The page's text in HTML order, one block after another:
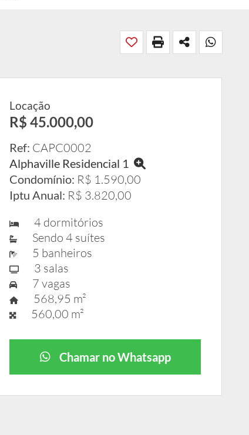
Locação
R$ 45.000,00
Ref: CAPC0002
Alphaville Residencial 1
Condomínio: R$ 1.590,00
Iptu Anual: R$ 3.820,00
4 dormitórios
Sendo 4 suítes
5 banheiros
3 salas
7 vagas
568,95 m²
560,00 m²
Chamar no Whatsapp